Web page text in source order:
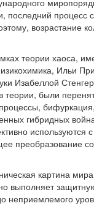
процесс
возрастание
теории хаоса,
Ильи
Изабеллой
были
гибридных
используются
преобразование
картина
выполняет
неприемлемого